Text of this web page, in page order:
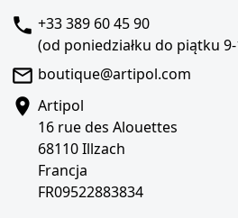
+33 389 60 45 90
(od poniedziałku do piątku
boutique@artipol.com
Artipol
16 rue des Alouettes
68110 Illzach
Francja
FR09522883834